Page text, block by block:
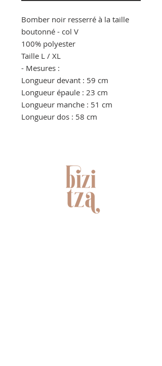
Bomber noir resserré à la taille
boutonné - col V
100% polyester
Taille L / XL
- Mesures :
Longueur devant : 59 cm
Longueur épaule : 23 cm
Longueur manche : 51 cm
Longueur dos : 58 cm